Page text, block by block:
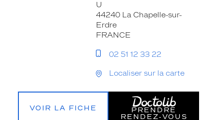
U
44240 La Chapelle-sur-
Erdre
FRANCE
02 51 12 33 22
Localiser sur la carte
VOIR LA FICHE
PRENDRE
RENDEZ‑VOUS